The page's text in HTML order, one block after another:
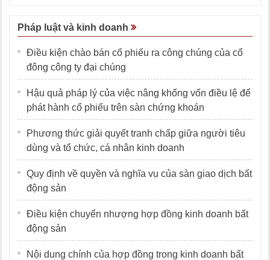
Pháp luật và kinh doanh
Điều kiện chào bán cổ phiếu ra công chúng của cổ
đông công ty đại chúng
Hậu quả pháp lý của việc nâng khống vốn điều lệ để
phát hành cổ phiếu trên sàn chứng khoán
Phương thức giải quyết tranh chấp giữa người tiêu
dùng và tổ chức, cá nhân kinh doanh
Quy định về quyền và nghĩa vụ của sàn giao dịch bất
động sản
Điều kiện chuyển nhượng hợp đồng kinh doanh bất
động sản
Nội dung chính của hợp đồng trong kinh doanh bất